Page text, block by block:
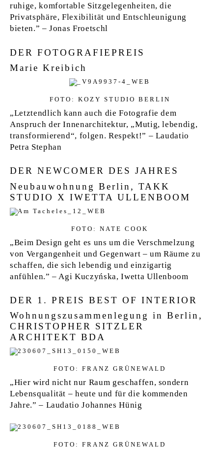
ruhige, komfortable Sitzgelegenheiten, die
Privatsphäre, Flexibilität und Entschleunigung
bieten.” – Jonas Froetschl
DER FOTOGRAFIEPREIS
Marie Kreibich
FOTO: KOZY STUDIO BERLIN
„Letztendlich kann auch die Fotografie dem
Anspruch der Innenarchitektur, „Mutig, lebendig,
transformierend“, folgen. Respekt!” – Laudatio
Petra Stephan
DER NEWCOMER DES JAHRES
Neubauwohnung Berlin, TAKK
STUDIO X IWETTA ULLENBOOM
FOTO: NATE COOK
„Beim Design geht es uns um die Verschmelzung
von Vergangenheit und Gegenwart – um Räume zu
schaffen, die sich lebendig und einzigartig
anfühlen.” – Agi Kuczyńska, Iwetta Ullenboom
DER 1. PREIS BEST OF INTERIOR
Wohnungszusammenlegung in Berlin,
CHRISTOPHER SITZLER
ARCHITEKT BDA
FOTO: FRANZ GRÜNEWALD
„Hier wird nicht nur Raum geschaffen, sondern
Lebensqualität – heute und für die kommenden
Jahre.” – Laudatio Johannes Hünig
FOTO: FRANZ GRÜNEWALD